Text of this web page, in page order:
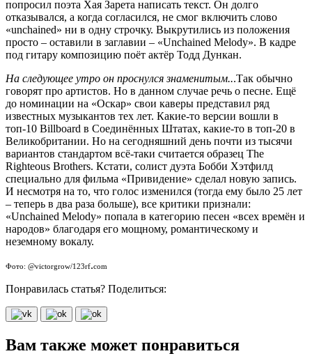
попросил поэта Хая Зарета написать текст. Он долго
отказывался, а когда согласился, не смог включить слово
«unchained» ни в одну строчку. Выкрутились из положения
просто – оставили в заглавии – «Unchained Melody». В кадре
под гитару композицию поёт актёр Тодд Дункан.
На следующее утро он проснулся знаменитым...Так обычно
говорят про артистов. Но в данном случае речь о песне. Ещё
до номинации на «Оскар» свои каверы представил ряд
известных музыкантов тех лет. Какие-то версии вошли в
топ-10 Billboard в Соединённых Штатах, какие-то в топ-20 в
Великобритании. Но на сегодняшний день почти из тысячи
вариантов стандартом всё-таки считается образец The
Righteous Brothers. Кстати, солист дуэта Бобби Хэтфилд
специально для фильма «Привидение» сделал новую запись.
И несмотря на то, что голос изменился (тогда ему было 25 лет
– теперь в два раза больше), все критики признали:
«Unchained Melody» попала в категорию песен «всех времён и
народов» благодаря его мощному, романтическому и
неземному вокалу.
Фото: @victorgrow/123rf.com
Понравилась статья? Поделиться:
Вам также может понравиться